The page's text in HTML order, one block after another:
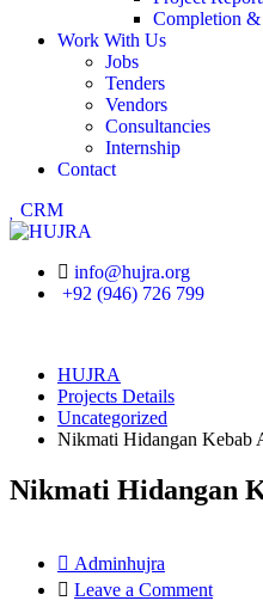
Completion
Work With Us
Jobs
Tenders
Vendors
Consultancies
Internship
Contact
CRM
info@hujra.org
+92 (946) 726 799
HUJRA
Projects Details
Uncategorized
Nikmati Hidangan Kebab
Nikmati Hidangan
Adminhujra
Leave a Comment